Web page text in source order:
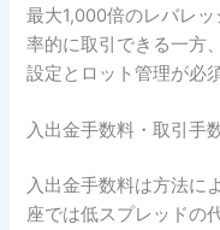
最大1,000倍のレバレ
率的に取引できる一方
設定とロット管理が必
入出金手数料・取引手
入出金手数料は方法に
座では低スプレッドの